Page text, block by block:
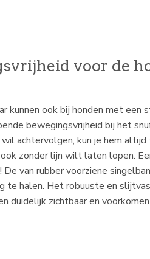
voor de
kunnen ook bij honden met
bewegingsvrijheid bij het
achtervolgen, kun je hem
zonder lijn wilt laten lopen.
van rubber voorziene
te halen. Het robuuste en
duidelijk zichtbaar en